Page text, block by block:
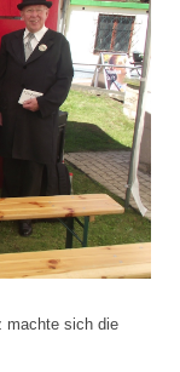
machte sich die